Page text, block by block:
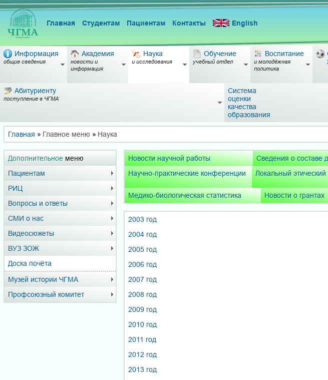
Главная Студентам Пациентам Контакты English
Информация
общие сведения
Академия
новости и
информация
Наука
и исследования
Обучение
учебный отдел
Воспитание
и молодёжная
политика
Абитуриенту
поступление в ЧГМА
Система
оценки
качества
образования
Главная » Главное меню » Наука
Дополнительное меню
Пациентам
РИЦ
Вопросы и ответы
СМИ о нас
Видеосюжеты
ВУЗ ЗОЖ
Доска почёта
Музей истории ЧГМА
Профсоюзный комитет
Новости научной работы Сведения о составе
Научно-практические конференции
Локальный этический
Медико-биологическая статистика Новости о грантах
2003 год
2004 год
2005 год
2006 год
2007 год
2008 год
2009 год
2010 год
2011 год
2012 год
2013 год